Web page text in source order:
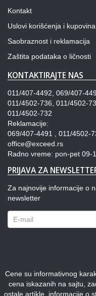
Kontakt
Uslovi korišćenja i kupovina
Saobraznost i reklamacija
Zaštita podataka o ličnosti
KONTAKTIRAJTE NAS
011/407-4492, 069/407-
011/4502-736, 011/4502-
011/4502-732
Reklamacije:
069/407-4491 , 011/4502-
office@exceed.rs
Radno vreme: pon-pet 09-
PRIJAVA ZA
Za najnovije informacije o
newsletter
Cene su informativnog
cena iskazanih na sajtu,
ostale artikle, informacije o